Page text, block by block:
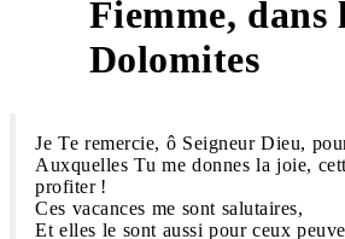
Fiemme, dans
Dolomites
Je Te remercie, ô Seigneur Dieu,
Auxquelles Tu me donnes la joie,
profiter !
Ces vacances me sont salutaires,
Et elles le sont aussi pour ceux